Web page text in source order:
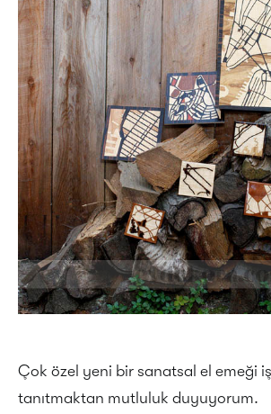
Çok özel yeni bir sanatsal el emeği
tanıtmaktan mutluluk duyuyorum.